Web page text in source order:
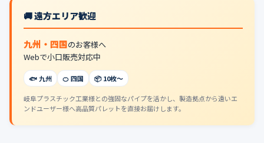
🚚 遠方エリア歓迎
九州・四国のお客様へ
Webで小口販売対応中
🐟 九州 🍊 四国 📦 10枚〜
岐阜プラスチック工業様との強固なパイプを活かし、製造拠点から遠いエ
ンドユーザー様へ高品質パレットを直接お届けします。